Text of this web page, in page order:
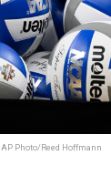
AP Photo/Reed Hoffmann